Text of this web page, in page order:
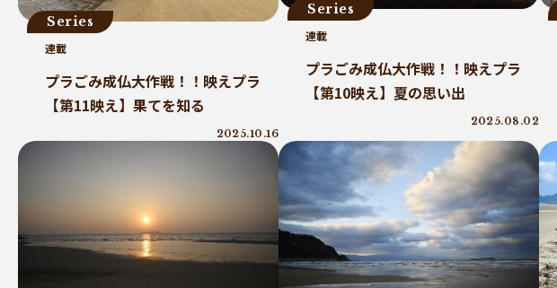
Series
連載
プラごみ成仏大作戦！！映えプラ
【第11映え】果てを知る
2025.10.16
Series
連載
プラごみ成仏大作戦！！映えプラ
【第10映え】夏の思い出
2025.08.02